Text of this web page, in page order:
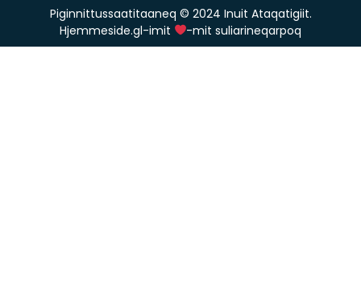
Piginnittussaatitaaneq © 2024 Inuit Ataqatigiit.
Hjemmeside.gl-imit
-mit suliarineqarpoq